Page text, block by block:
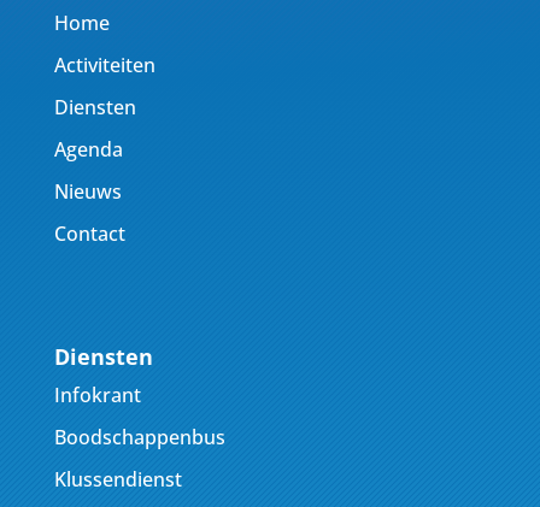
Home
Activiteiten
Diensten
Agenda
Nieuws
Contact
Diensten
Infokrant
Boodschappenbus
Klussendienst